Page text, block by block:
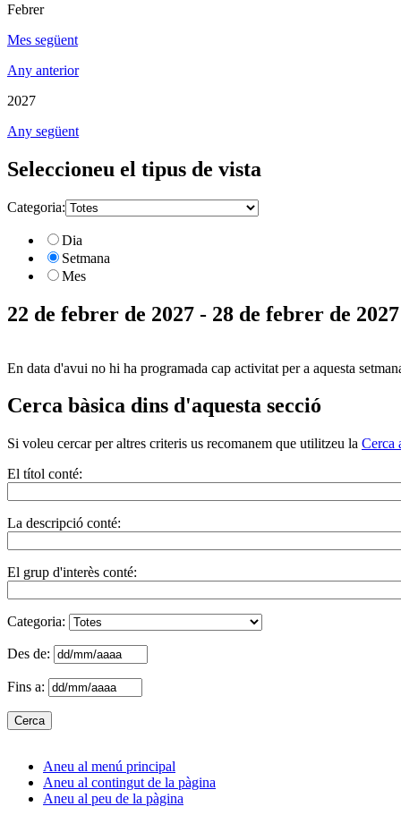
Febrer
Mes següent
Any anterior
2027
Any següent
Seleccioneu el tipus de vista
Categoria:
Dia
Setmana
Mes
22 de febrer de 2027 - 28 de febrer de 2027
En data d'avui no hi ha programada cap activitat per a aquesta
Cerca bàsica dins d'aquesta secció
Si voleu cercar per altres criteris us recomanem que utilitzeu la Cerca
El títol conté:
La descripció conté:
El grup d'interès conté:
Categoria:
Des de:
Fins a:
Aneu al menú principal
Aneu al contingut de la pàgina
Aneu al peu de la pàgina